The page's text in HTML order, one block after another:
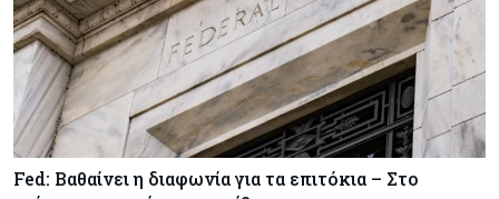
Fed: Βαθαίνει η διαφωνία για τα επιτόκια – Στο